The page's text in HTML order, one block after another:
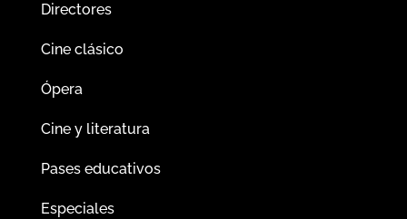
Directores
Cine clásico
Ópera
Cine y literatura
Pases educativos
Especiales